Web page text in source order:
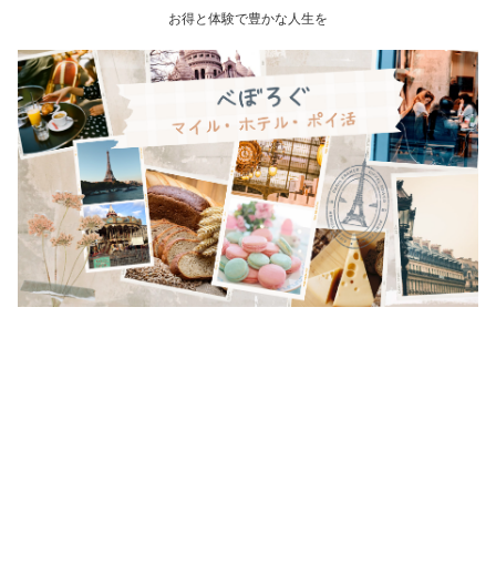
お得と体験で豊かな人生を